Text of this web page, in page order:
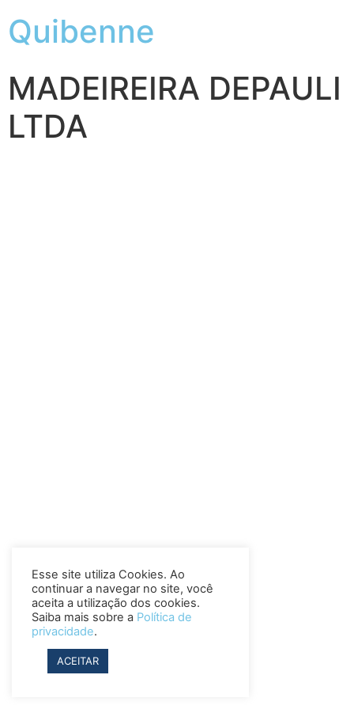
Quibenne
MADEIREIRA DEPAULI
LTDA
Esse site utiliza Cookies. Ao
continuar a navegar no site, você
aceita a utilização dos cookies.
Saiba mais sobre a Política de
privacidade.
ACEITAR